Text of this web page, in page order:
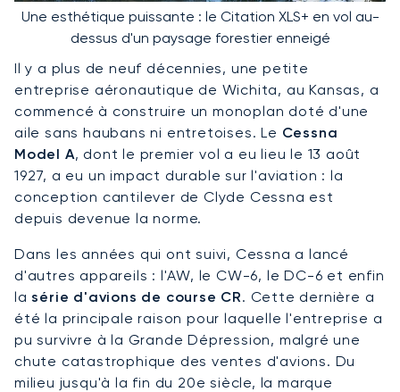
Une esthétique puissante : le Citation XLS+ en vol au-
dessus d'un paysage forestier enneigé
Il y a plus de neuf décennies, une petite
entreprise aéronautique de Wichita, au Kansas, a
commencé à construire un monoplan doté d'une
aile sans haubans ni entretoises. Le Cessna
Model A, dont le premier vol a eu lieu le 13 août
1927, a eu un impact durable sur l'aviation : la
conception cantilever de Clyde Cessna est
depuis devenue la norme.
Dans les années qui ont suivi, Cessna a lancé
d'autres appareils : l'AW, le CW-6, le DC-6 et enfin
lasérie d'avions de course CR. Cette dernière a
été la principale raison pour laquelle l'entreprise a
pu survivre à la Grande Dépression, malgré une
chute catastrophique des ventes d'avions. Du
milieu jusqu'à la fin du 20e siècle, la marque